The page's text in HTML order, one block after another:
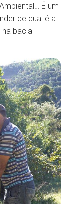
É um
de qual é a
bacia